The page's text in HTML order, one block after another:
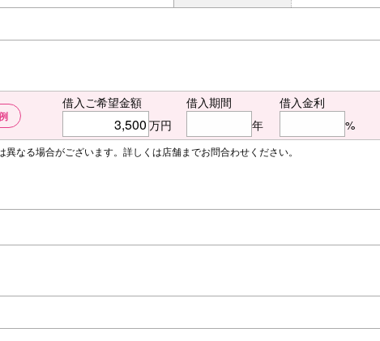
借入ご希望金額
万円
借入期間
年
借入金利
%
なる場合がございます。詳しくは店舗までお問合わせください。